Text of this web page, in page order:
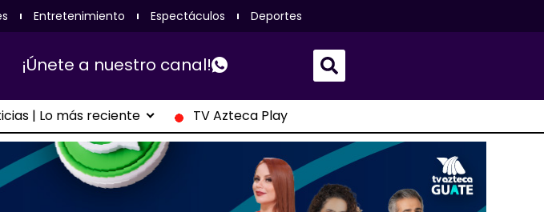
Entretenimiento Espectáculos Deportes
¡Únete a nuestro canal!
| Lo más reciente TV Azteca Play